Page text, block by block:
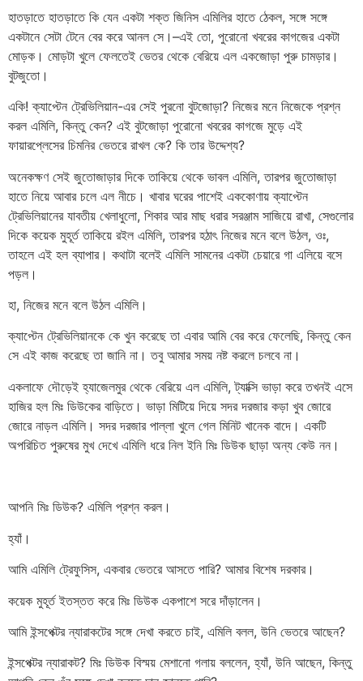
হাতড়াতে হাতড়াতে কি যেন একটা শক্ত জিনিস এমিলির হাতে ঠেকল, সঙ্গে সঙ্গে
একটানে সেটা টেনে বের করে আনল সে।–এই তো, পুরোনো খবরের কাগজের একটা
মোড়ক। মোড়টা খুলে ফেলতেই ভেতর থেকে বেরিয়ে এল একজোড়া পুরু চামড়ার।
বুটজুতো।
একি! ক্যাপ্টেন ট্রেভিলিয়ান-এর সেই পুরনো বুটজোড়া? নিজের মনে নিজেকে প্রশ্ন
করল এমিলি, কিন্তু কেন? এই বুটজোড়া পুরোনো খবরের কাগজে মুড়ে এই
ফায়ারপ্লেসের চিমনির ভেতরে রাখল কে? কি তার উদ্দেশ্য?
অনেকক্ষণ সেই জুতোজাড়ার দিকে তাকিয়ে থেকে ভাবল এমিলি, তারপর জুতোজাড়া
হাতে নিয়ে আবার চলে এল নীচে। খাবার ঘরের পাশেই এককোণায় ক্যাপ্টেন
ট্রেভিলিয়ানের যাবতীয় খেলাধুলো, শিকার আর মাছ ধরার সরঞ্জাম সাজিয়ে রাখা, সেগুলোর
দিকে কয়েক মুহূর্ত তাকিয়ে রইল এমিলি, তারপর হঠাৎ নিজের মনে বলে উঠল, ওঃ,
তাহলে এই হল ব্যাপার। কথাটা বলেই এমিলি সামনের একটা চেয়ারে গা এলিয়ে বসে
পড়ল।
হা, নিজের মনে বলে উঠল এমিলি।
ক্যাপ্টেন ট্রেভিলিয়ানকে কে খুন করেছে তা এবার আমি বের করে ফেলেছি, কিন্তু কেন
সে এই কাজ করেছে তা জানি না। তবু আমার সময় নষ্ট করলে চলবে না।
একলাফে দৌড়েই হ্যাজেলমুর থেকে বেরিয়ে এল এমিলি, ট্যাক্সি ভাড়া করে তখনই এসে
হাজির হল মিঃ ডিউকের বাড়িতে। ভাড়া মিটিয়ে দিয়ে সদর দরজার কড়া খুব জোরে
জোরে নাড়ল এমিলি। সদর দরজার পাল্লা খুলে গেল মিনিট খানেক বাদে। একটি
অপরিচিত পুরুষের মুখ দেখে এমিলি ধরে নিল ইনি মিঃ ডিউক ছাড়া অন্য কেউ নন।
আপনি মিঃ ডিউক? এমিলি প্রশ্ন করল।
হ্যাঁ।
আমি এমিলি ট্রেফুসিস, একবার ভেতরে আসতে পারি? আমার বিশেষ দরকার।
কয়েক মুহূর্ত ইতস্তত করে মিঃ ডিউক একপাশে সরে দাঁড়ালেন।
আমি ইন্সপেক্টর ন্যারাকটের সঙ্গে দেখা করতে চাই, এমিলি বলল, উনি ভেতরে আছেন?
ইন্সপেক্টর ন্যারাকট? মিঃ ডিউক বিস্ময় মেশানো গলায় বললেন, হ্যাঁ, উনি আছেন, কিন্তু